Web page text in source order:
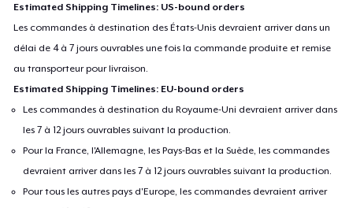
Estimated Shipping Timelines: US-bound orders
Les commandes à destination des États-Unis devraient arriver dans un
délai de 4 à 7 jours ouvrables une fois la commande produite et remise
au transporteur pour livraison.
Estimated Shipping Timelines: EU-bound orders
Les commandes à destination du Royaume-Uni devraient arriver dans
les 7 à 12 jours ouvrables suivant la production.
Pour la France, l'Allemagne, les Pays-Bas et la Suède, les commandes
devraient arriver dans les 7 à 12 jours ouvrables suivant la production.
Pour tous les autres pays d'Europe, les commandes devraient arriver